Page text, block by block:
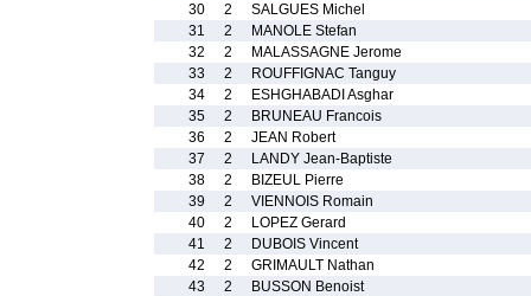
30
2
SALGUES Michel
31
2
MANOLE Stefan
32
2
MALASSAGNE Jerome
33
2
ROUFFIGNAC Tanguy
34
2
ESHGHABADI Asghar
35
2
BRUNEAU Francois
36
2
JEAN Robert
37
2
LANDY Jean-Baptiste
38
2
BIZEUL Pierre
39
2
VIENNOIS Romain
40
2
LOPEZ Gerard
41
2
DUBOIS Vincent
42
2
GRIMAULT Nathan
43
2
BUSSON Benoist